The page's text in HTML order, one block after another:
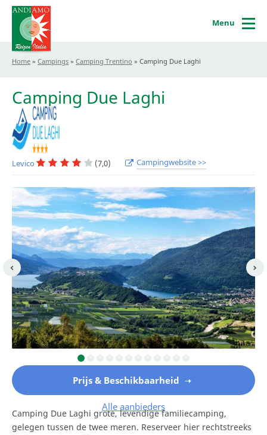
Menu
Home » Campings » Camping Trentino » Camping Due Laghi
Camping Due Laghi
Levico (7,0) Campingwebsite >>
Prijs & Beschikbaarheid
Alle aanbieders
Camping Due Laghi grote, levendige familiecamping,
gelegen tussen de twee meren. Reserveer hier rechtstreeks